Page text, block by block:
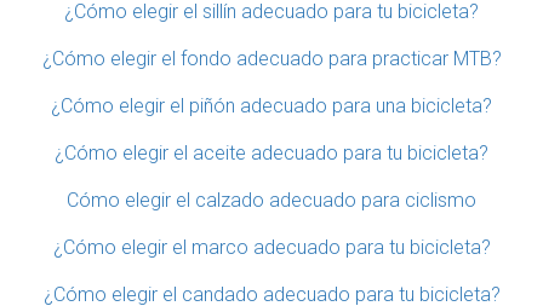
¿Cómo elegir el sillín adecuado para tu bicicleta?
¿Cómo elegir el fondo adecuado para practicar MTB?
¿Cómo elegir el piñón adecuado para una bicicleta?
¿Cómo elegir el aceite adecuado para tu bicicleta?
Cómo elegir el calzado adecuado para ciclismo
¿Cómo elegir el marco adecuado para tu bicicleta?
¿Cómo elegir el candado adecuado para tu bicicleta?